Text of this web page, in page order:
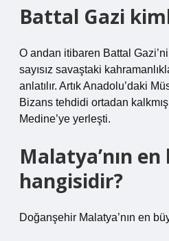
Battal Gazi
O andan itibaren Battal
sayısız savaştaki
anlatılır. Artık Anadolu’daki
Bizans tehdidi ortadan
Medine’ye yerleşti.
Malatya’nın
hangisidir?
Doğanşehir Malatya’nın en